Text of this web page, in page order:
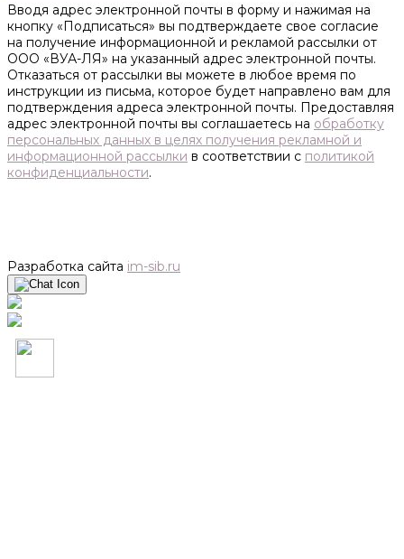
Вводя адрес электронной почты в форму и нажимая на
кнопку «Подписаться» вы подтверждаете свое согласие
на получение информационной и рекламой рассылки от
ООО «ВУА-ЛЯ» на указанный адрес электронной почты.
Отказаться от рассылки вы можете в любое время по
инструкции из письма, которое будет направлено вам для
подтверждения адреса электронной почты. Предоставляя
адрес электронной почты вы соглашаетесь на обработку
персональных данных в целях получения рекламной и
информационной рассылки в соответствии с политикой
конфиденциальности.
Разработка сайта im-sib.ru